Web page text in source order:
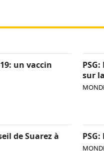
un vaccin
sur
de Suarez à